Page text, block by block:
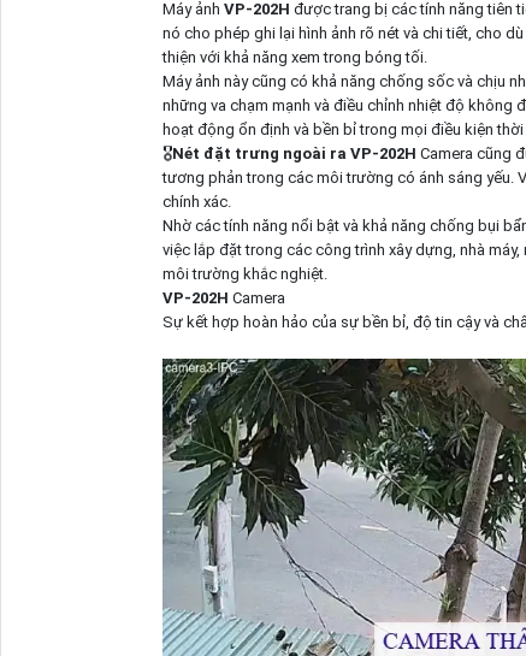
Máy ảnh VP-202H được trang bị các tính năng tiên
nó cho phép ghi lại hình ảnh rõ nét và chi tiết, cho
thiện với khả năng xem trong bóng tối.
Máy ảnh này cũng có khả năng chống sốc và chịu
những va chạm mạnh và điều chỉnh nhiệt độ không
hoạt động ổn định và bền bỉ trong mọi điều kiện
🎖️Nét đặt trưng ngoài ra VP-202H Camera cũng
tương phản trong các môi trường có ánh sáng yếu.
chính xác.
Nhờ các tính năng nổi bật và khả năng chống bụi
việc lắp đặt trong các công trình xây dựng, nhà
môi trường khắc nghiệt.
VP-202H Camera
Sự kết hợp hoàn hảo của sự bền bỉ, độ tin cậy và